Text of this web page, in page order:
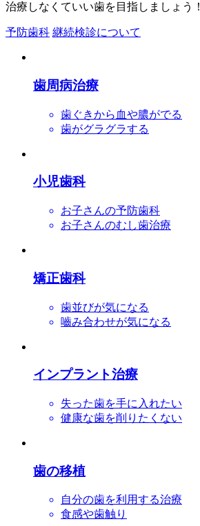
治療しなくていい歯を目指しましょう！
予防歯科 継続検診について
歯周病治療
歯ぐきから血や膿がでる
歯がグラグラする
小児歯科
お子さんの予防歯科
お子さんのむし歯治療
矯正歯科
歯並びが気になる
嚙み合わせが気になる
インプラント治療
失った歯を手に入れたい
健康な歯を削りたくない
歯の移植
自分の歯を利用する治療
食感や歯触り